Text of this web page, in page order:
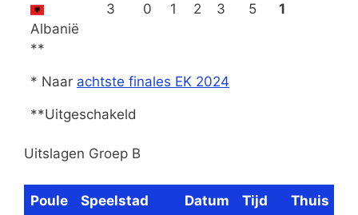
Albanië
**
3 0 1 2 3 5 1
* Naar achtste finales EK 2024
**Uitgeschakeld
Uitslagen Groep B
Poule
Speelstad Datum Tijd Thuis